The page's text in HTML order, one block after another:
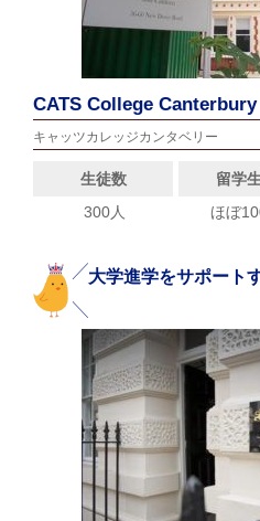
CATS College Canterbury
キャッツカレッジカンタベリー
生徒数 留学
300人
ほぼ
大学進学をサポート